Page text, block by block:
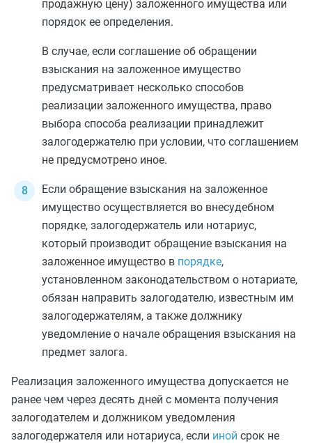
продажную цену) заложенного имущества или
порядок ее определения.
В случае, если соглашение об обращении
взыскания на заложенное имущество
предусматривает несколько способов
реализации заложенного имущества, право
выбора способа реализации принадлежит
залогодержателю при условии, что соглашением
не предусмотрено иное.
Если обращение взыскания на заложенное
имущество осуществляется во внесудебном
порядке, залогодержатель или нотариус,
который производит обращение взыскания на
заложенное имущество в порядке,
установленном законодательством о нотариате,
обязан направить залогодателю, известным им
залогодержателям, а также должнику
уведомление о начале обращения взыскания на
предмет залога.
Реализация заложенного имущества допускается не
ранее чем через десять дней с момента получения
залогодателем и должником уведомления
залогодержателя или нотариуса, если иной срок не